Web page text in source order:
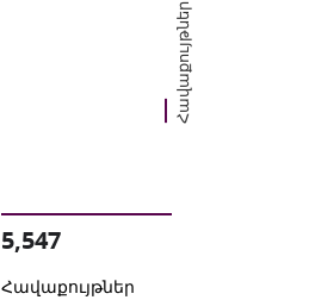
Հավաքույթներ
5,547
Հավաքույթներ